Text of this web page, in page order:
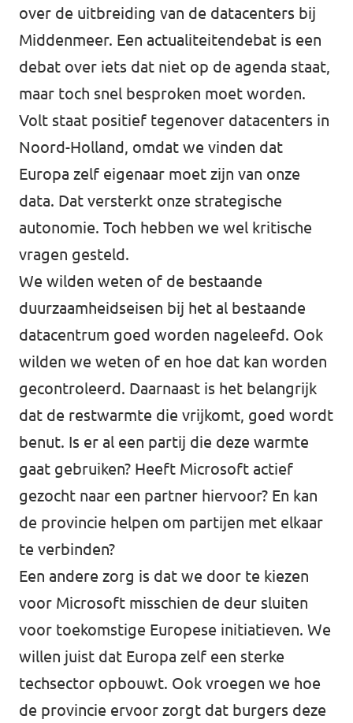
over de uitbreiding van de datacenters bij
Middenmeer. Een actualiteitendebat is een
debat over iets dat niet op de agenda staat,
maar toch snel besproken moet worden.
Volt staat positief tegenover datacenters in
Noord-Holland, omdat we vinden dat
Europa zelf eigenaar moet zijn van onze
data. Dat versterkt onze strategische
autonomie. Toch hebben we wel kritische
vragen gesteld.
We wilden weten of de bestaande
duurzaamheidseisen bij het al bestaande
datacentrum goed worden nageleefd. Ook
wilden we weten of en hoe dat kan worden
gecontroleerd. Daarnaast is het belangrijk
dat de restwarmte die vrijkomt, goed wordt
benut. Is er al een partij die deze warmte
gaat gebruiken? Heeft Microsoft actief
gezocht naar een partner hiervoor? En kan
de provincie helpen om partijen met elkaar
te verbinden?
Een andere zorg is dat we door te kiezen
voor Microsoft misschien de deur sluiten
voor toekomstige Europese initiatieven. We
willen juist dat Europa zelf een sterke
techsector opbouwt. Ook vroegen we hoe
de provincie ervoor zorgt dat burgers deze